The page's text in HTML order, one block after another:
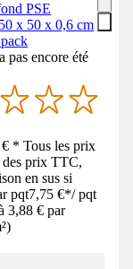
PSE
x 50 x 0,6 cm
pas encore été
* Tous les prix
des prix TTC,
en sus si
pqt7,75 €*/ pqt
3,88 € par
)